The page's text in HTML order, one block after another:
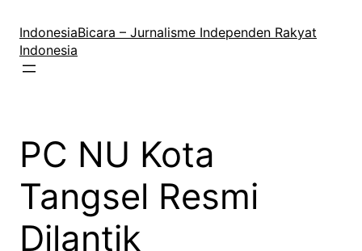
konten
IndonesiaBicara – Jurnalisme Independen Rakyat
Indonesia
PC NU Kota
Tangsel Resmi
Dilantik